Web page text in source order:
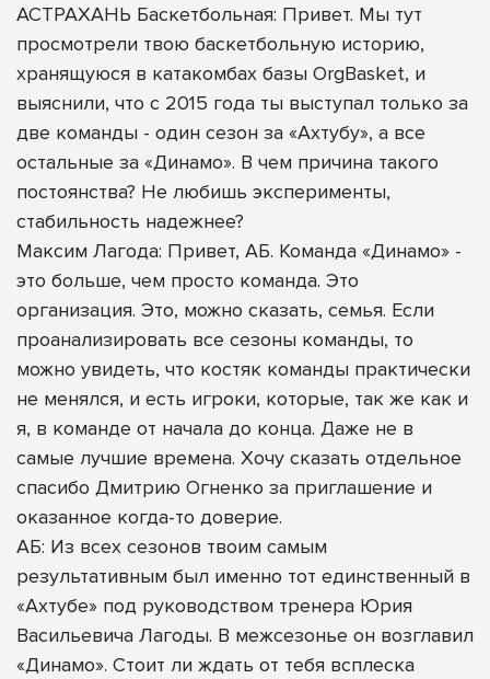
АСТРАХАНЬ Баскетбольная: Привет. Мы тут
просмотрели твою баскетбольную историю,
хранящуюся в катакомбах базы OrgBasket, и
выяснили, что с 2015 года ты выступал только за
две команды - один сезон за «Ахтубу», а все
остальные за «Динамо». В чем причина такого
постоянства? Не любишь эксперименты,
стабильность надежнее?
Максим Лагода: Привет, АБ. Команда «Динамо» -
это больше, чем просто команда. Это
организация. Это, можно сказать, семья. Если
проанализировать все сезоны команды, то
можно увидеть, что костяк команды практически
не менялся, и есть игроки, которые, так же как и
я, в команде от начала до конца. Даже не в
самые лучшие времена. Хочу сказать отдельное
спасибо Дмитрию Огненко за приглашение и
оказанное когда-то доверие.
АБ: Из всех сезонов твоим самым
результативным был именно тот единственный в
«Ахтубе» под руководством тренера Юрия
Васильевича Лагоды. В межсезонье он возглавил
«Динамо». Стоит ли ждать от тебя всплеска